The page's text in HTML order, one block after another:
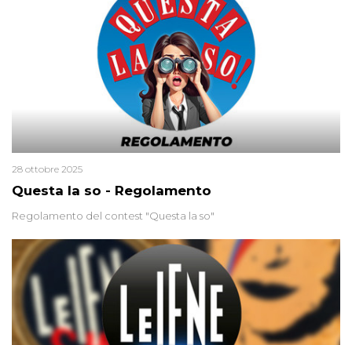
colpevoli per un solo omicidio: errore giudiziario o giustizia
Questa la so - Regolamento
28 ottobre 2025
Regolamento del contest "Questa la so"